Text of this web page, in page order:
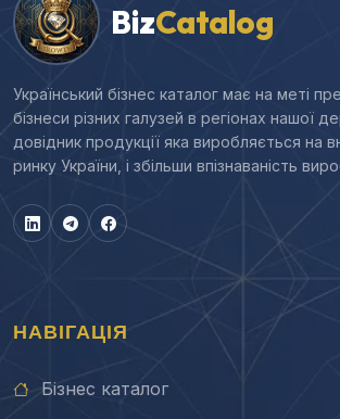
BizCatalog
Український бізнес каталог має на меті
бізнеси різних галузей в регіонах нашої
довідник продукції яка виробляється на
ринку України, і збільши впізнаваність
НАВІГАЦІЯ
Бізнес каталог